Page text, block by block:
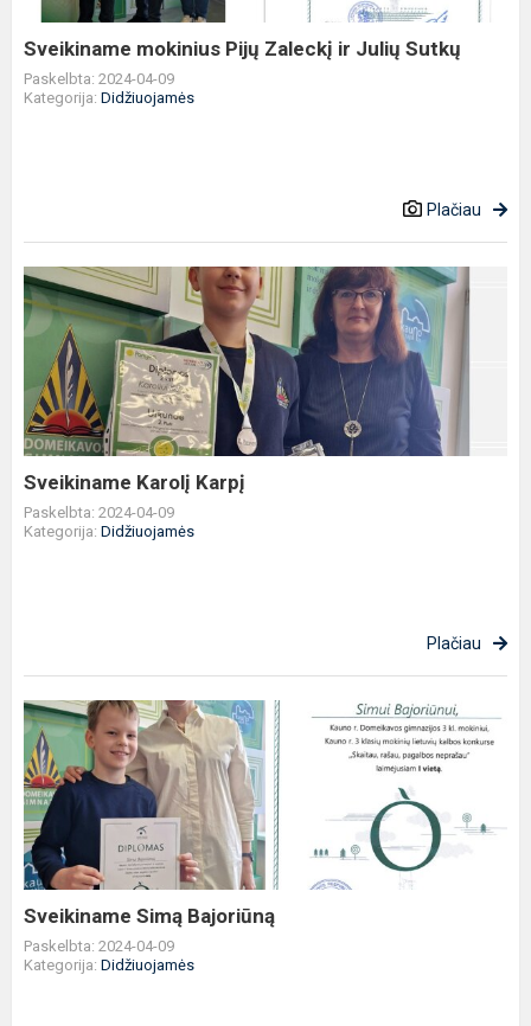
Sutkų
Sveikiname mokinius Pijų Zaleckį ir Julių Sutkų
Paskelbta: 2024-04-09
Kategorija: Didžiuojamės
Plačiau
Sveikiname
Karolį
Karpį
Sveikiname Karolį Karpį
Paskelbta: 2024-04-09
Kategorija: Didžiuojamės
Plačiau
Sveikiname
Simą
Bajoriūną
Sveikiname Simą Bajoriūną
Paskelbta: 2024-04-09
Kategorija: Didžiuojamės